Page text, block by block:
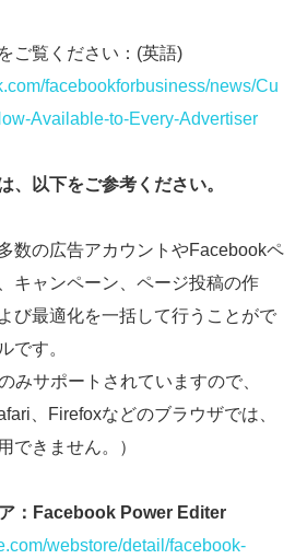
ご覧ください：(英語)
facebookforbusiness/news/Cu
Available-to-Every-Advertiser
、以下をご参考ください。
数の広告アカウントやFacebookペ
キャンペーン、ページ投稿の作
び最適化を一括して行うことがで
です。
みサポートされていますので、
、Firefoxなどのブラウザでは、
できません。）
：Facebook Power Editer
webstore/detail/facebook-